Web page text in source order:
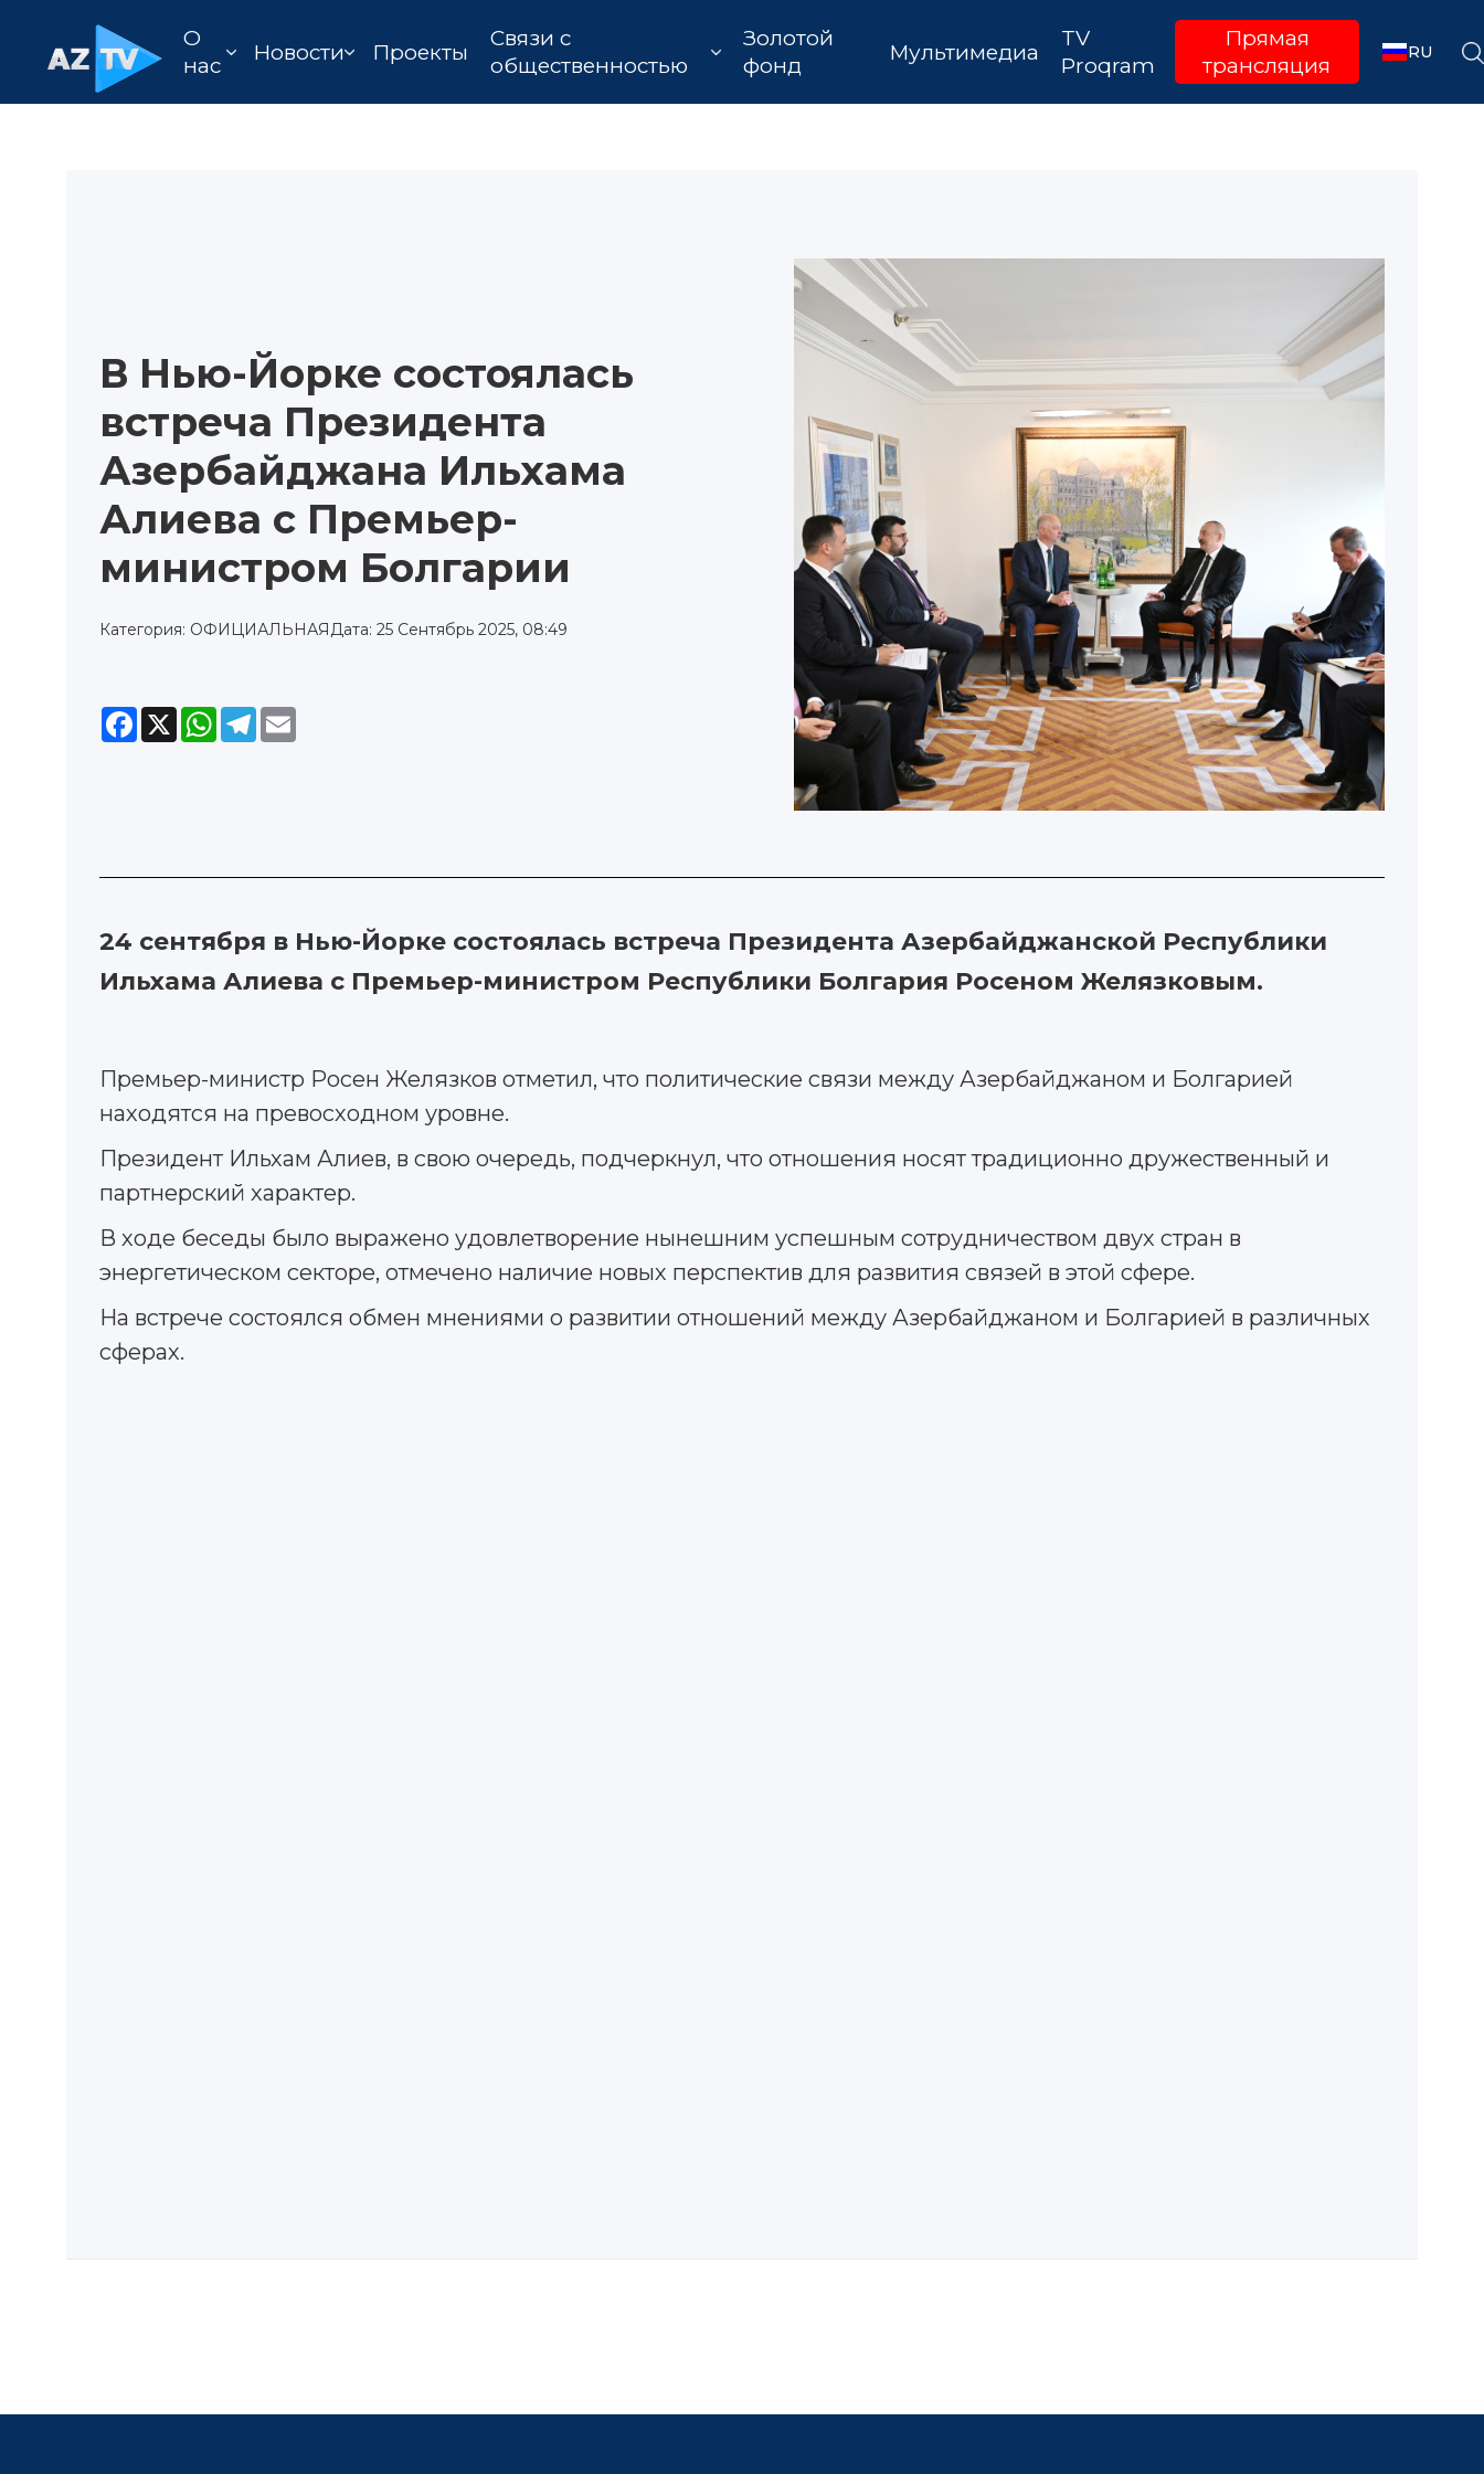
О
нас
Новости Проекты
Связи с
общественностью
Золотой
фонд
Мультимедиа
TV
Proqram
Прямая
трансляция
RU
В Нью-Йорке состоялась
встреча Президента
Азербайджана Ильхама
Алиева с Премьер-
министром Болгарии
Категория: ОФИЦИАЛЬНАЯДата: 25 Сентябрь 2025, 08:49
Facebook
X WhatsApp
Telegram
24 сентября в Нью-Йорке состоялась встреча Президента Азербайджанской Республики
Ильхама Алиева с Премьер-министром Республики Болгария Росеном Желязковым.
Премьер-министр Росен Желязков отметил, что политические связи между Азербайджаном и Болгарией
находятся на превосходном уровне.
Президент Ильхам Алиев, в свою очередь, подчеркнул, что отношения носят традиционно дружественный и
партнерский характер.
В ходе беседы было выражено удовлетворение нынешним успешным сотрудничеством двух стран в
энергетическом секторе, отмечено наличие новых перспектив для развития связей в этой сфере.
На встрече состоялся обмен мнениями о развитии отношений между Азербайджаном и Болгарией в различных
сферах.